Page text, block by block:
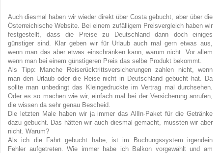
Auch diesmal haben wir wieder direkt über Costa gebucht, aber über die
Österreichische Website. Bei einem zufälligem Preisvergleich haben wir
festgestellt, dass die Preise zu Deutschland dann doch einiges
günstiger sind. Klar geben wir für Urlaub auch mal gern etwas aus,
wenn man das aber etwas einschränken kann, warum nicht. Vor allem
wenn man bei einem günstigeren Preis das selbe Produkt bekommt.
Als Tipp: Manche Reiserücktrittsversicherungen zahlen nicht, wenn
man den Urlaub oder die Reise nicht in Deutschland gebucht hat. Da
sollte man unbedingt das Kleingedruckte im Vertrag mal durchsehen.
Oder es so machen wie wir, einfach mal bei der Versicherung anrufen,
die wissen da sehr genau Bescheid.
Die letzten Male haben wir ja immer das AllIn-Paket für die Getränke
dazu gebucht. Das hätten wir auch diesmal gemacht, mussten wir aber
nicht. Warum?
Als ich die Fahrt gebucht habe, ist im Buchungssystem irgendein
Fehler aufgetreten. Wie immer habe ich Balkon vorgewählt und am